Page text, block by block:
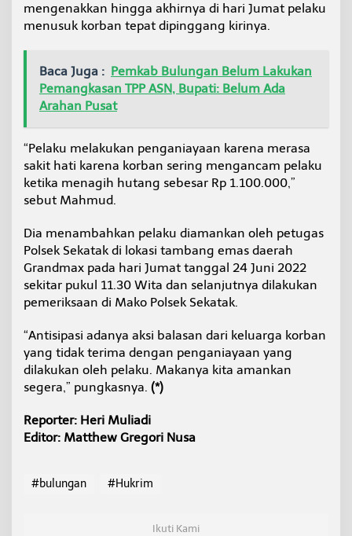
mengenakkan hingga akhirnya di hari Jumat pelaku
menusuk korban tepat dipinggang kirinya.
Baca Juga : Pemkab Bulungan Belum Lakukan
Pemangkasan TPP ASN, Bupati: Belum Ada
Arahan Pusat
“Pelaku melakukan penganiayaan karena merasa
sakit hati karena korban sering mengancam pelaku
ketika menagih hutang sebesar Rp 1.100.000,”
sebut Mahmud.
Dia menambahkan pelaku diamankan oleh petugas
Polsek Sekatak di lokasi tambang emas daerah
Grandmax pada hari Jumat tanggal 24 Juni 2022
sekitar pukul 11.30 Wita dan selanjutnya dilakukan
pemeriksaan di Mako Polsek Sekatak.
“Antisipasi adanya aksi balasan dari keluarga korban
yang tidak terima dengan penganiayaan yang
dilakukan oleh pelaku. Makanya kita amankan
segera,” pungkasnya. (*)
Reporter: Heri Muliadi
Editor: Matthew Gregori Nusa
#bulungan #Hukrim
Ikuti Kami